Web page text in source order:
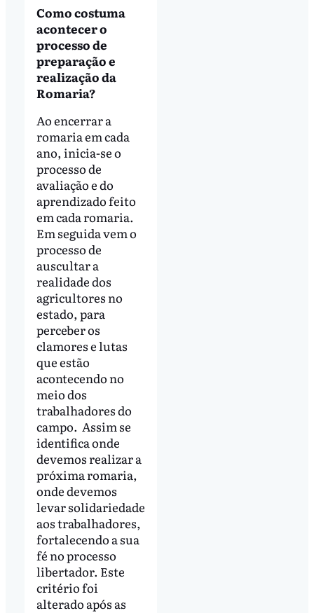
Como costuma
acontecer o
processo de
preparação e
realização da
Romaria?
Ao encerrar a
romaria em cada
ano, inicia-se o
processo de
avaliação e do
aprendizado feito
em cada romaria.
Em seguida vem o
processo de
auscultar a
realidade dos
agricultores no
estado, para
perceber os
clamores e lutas
que estão
acontecendo no
meio dos
trabalhadores do
campo. Assim se
identifica onde
devemos realizar a
próxima romaria,
onde devemos
levar solidariedade
aos trabalhadores,
fortalecendo a sua
fé no processo
libertador. Este
critério foi
alterado após as